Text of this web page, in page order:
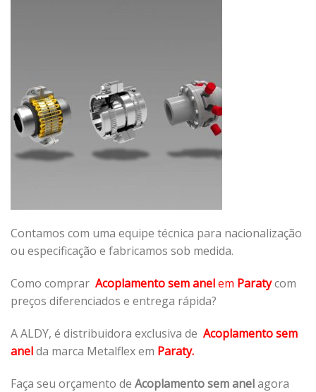
Contamos com uma equipe técnica para nacionalização
ou especificação e fabricamos sob medida.
Como comprar Acoplamento sem anelem Paratycom
preços diferenciados e entrega rápida?
A ALDY, é distribuidora exclusiva de Acoplamento sem
anelda marca Metalflex em Paraty.
Faça seu orçamento de Acoplamento sem anelagora